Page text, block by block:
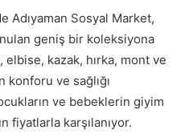
Adıyaman Sosyal Market,
geniş bir koleksiyona
kazak, hırka, mont ve
ve sağlığı
ve bebeklerin giyim
fiyatlarla karşılanıyor.